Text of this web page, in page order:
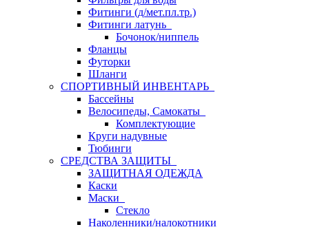
Фитинги (д/мет.пл.тр.)
Фитинги латунь
Бочонок/ниппель
Фланцы
Футорки
Шланги
СПОРТИВНЫЙ ИНВЕНТАРЬ
Бассейны
Велосипеды, Самокаты
Комплектующие
Круги надувные
Тюбинги
СРЕДСТВА ЗАЩИТЫ
ЗАЩИТНАЯ ОДЕЖДА
Каски
Маски
Стекло
Наколенники/налокотники